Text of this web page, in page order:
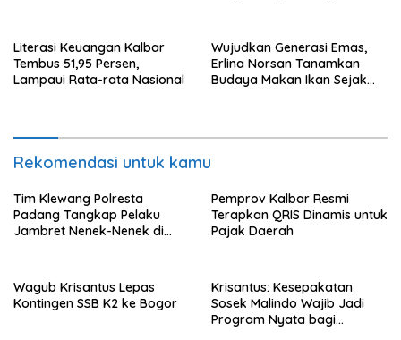
Literasi Keuangan Kalbar
Tembus 51,95 Persen,
Lampaui Rata-rata Nasional
Wujudkan Generasi Emas,
Erlina Norsan Tanamkan
Budaya Makan Ikan Sejak
Rekomendasi untuk kamu
Tim Klewang Polresta
Padang Tangkap Pelaku
Jambret Nenek-Nenek di
Pemprov Kalbar Resmi
Terapkan QRIS Dinamis untuk
Pajak Daerah
Wagub Krisantus Lepas
Kontingen SSB K2 ke Bogor
Krisantus: Kesepakatan
Sosek Malindo Wajib Jadi
Program Nyata bagi